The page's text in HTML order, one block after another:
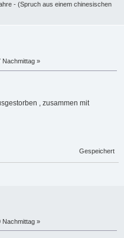
- (Spruch aus einem chinesischen
Nachmittag »
, zusammen mit
Gespeichert
Nachmittag »